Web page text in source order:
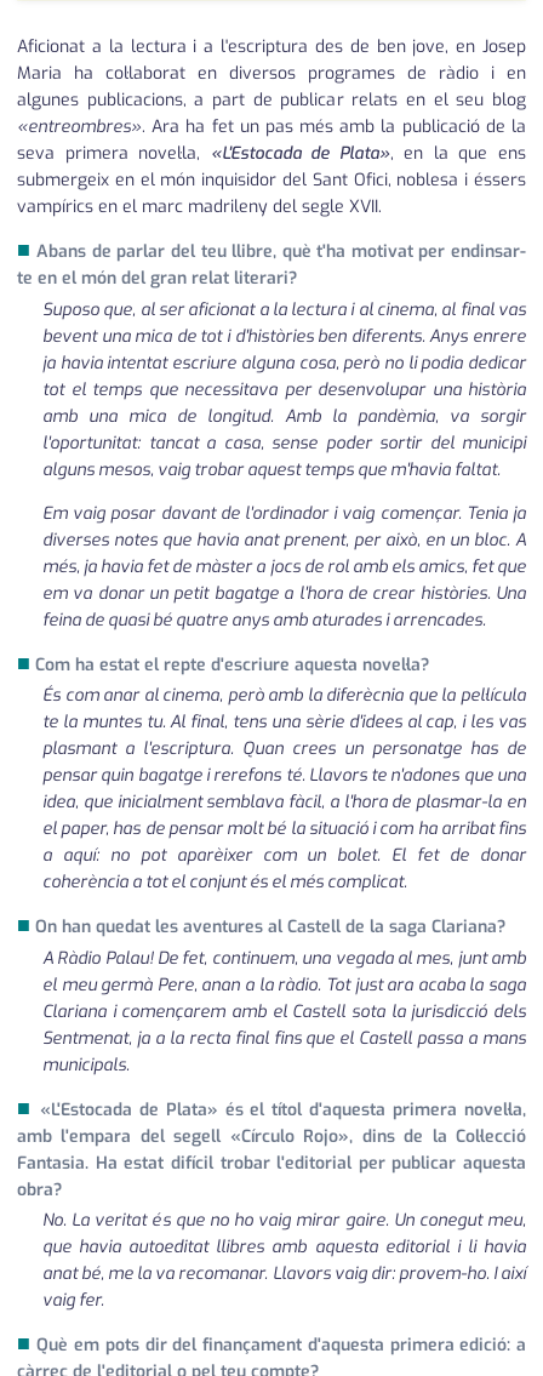
Aficionat a la lectura i a l'escriptura des de ben jove, en Josep
Maria ha col·laborat en diversos programes de ràdio i en
algunes publicacions, a part de publicar relats en el seu blog
«entreombres». Ara ha fet un pas més amb la publicació de la
seva primera novel·la, «L'Estocada de Plata», en la que ens
submergeix en el món inquisidor del Sant Ofici, noblesa i éssers
vampírics en el marc madrileny del segle XVII.
■Abans de parlar del teu llibre, què t'ha motivat per endinsar-
te en el món del gran relat literari?
Suposo que, al ser aficionat a la lectura i al cinema, al final vas
bevent una mica de tot i d'històries ben diferents. Anys enrere
ja havia intentat escriure alguna cosa, però no li podia dedicar
tot el temps que necessitava per desenvolupar una història
amb una mica de longitud. Amb la pandèmia, va sorgir
l'oportunitat: tancat a casa, sense poder sortir del municipi
alguns mesos, vaig trobar aquest temps que m'havia faltat.
Em vaig posar davant de l'ordinador i vaig començar. Tenia ja
diverses notes que havia anat prenent, per això, en un bloc. A
més, ja havia fet de màster a jocs de rol amb els amics, fet que
em va donar un petit bagatge a l'hora de crear històries. Una
feina de quasi bé quatre anys amb aturades i arrencades.
■ Com ha estat el repte d'escriure aquesta novel·la?
És com anar al cinema, però amb la diferècnia que la pel·lícula
te la muntes tu. Al final, tens una sèrie d'idees al cap, i les vas
plasmant a l'escriptura. Quan crees un personatge has de
pensar quin bagatge i rerefons té. Llavors te n'adones que una
idea, que inicialment semblava fàcil, a l'hora de plasmar-la en
el paper, has de pensar molt bé la situació i com ha arribat fins
a aquí: no pot aparèixer com un bolet. El fet de donar
coherència a tot el conjunt és el més complicat.
■ On han quedat les aventures al Castell de la saga Clariana?
A Ràdio Palau! De fet, continuem, una vegada al mes, junt amb
el meu germà Pere, anan a la ràdio. Tot just ara acaba la saga
Clariana i començarem amb el Castell sota la jurisdicció dels
Sentmenat, ja a la recta final fins que el Castell passa a mans
municipals.
■ «L'Estocada de Plata» és el títol d'aquesta primera novel·la,
amb l'empara del segell «Círculo Rojo», dins de la Col·lecció
Fantasia. Ha estat difícil trobar l'editorial per publicar aquesta
obra?
No. La veritat és que no ho vaig mirar gaire. Un conegut meu,
que havia autoeditat llibres amb aquesta editorial i li havia
anat bé, me la va recomanar. Llavors vaig dir: provem-ho. I així
vaig fer.
■Què em pots dir del finançament d'aquesta primera edició: a